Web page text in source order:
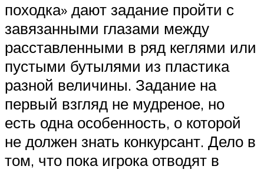
походка» дают задание пройти с
завязанными глазами между
расставленными в ряд кеглями или
пустыми бутылями из пластика
разной величины. Задание на
первый взгляд не мудреное, но
есть одна особенность, о которой
не должен знать конкурсант. Дело в
том, что пока игрока отводят в